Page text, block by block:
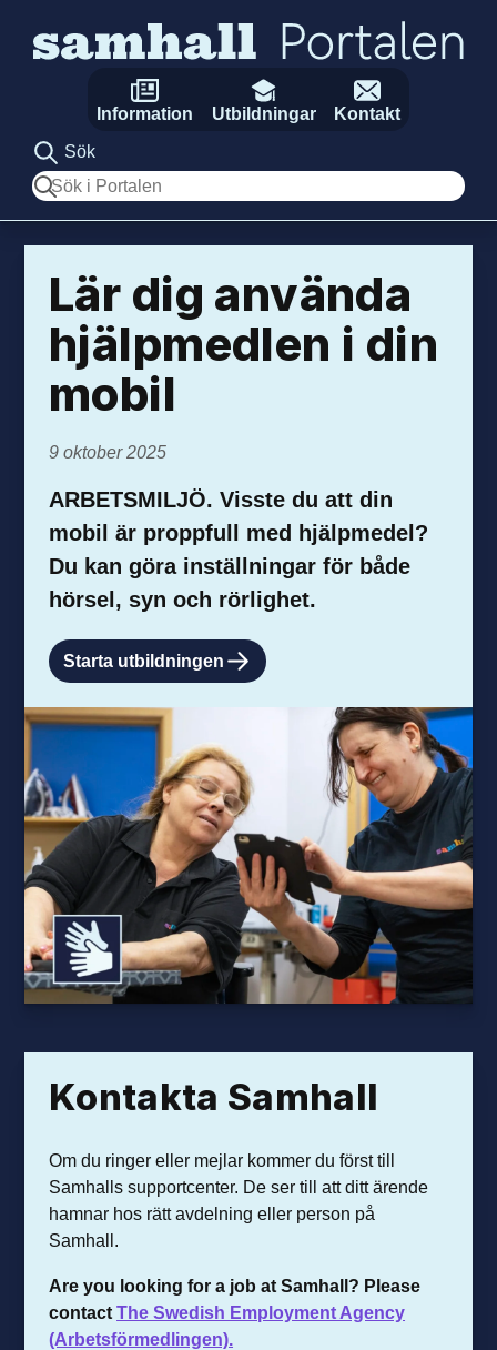
Information Utbildningar
Kontakt
Sök
Sök
Lär dig använda
hjälpmedlen i din
mobil
9 oktober 2025
ARBETSMILJÖ. Visste du att din
mobil är proppfull med hjälpmedel?
Du kan göra inställningar för både
hörsel, syn och rörlighet.
Starta utbildningen
Kontakta Samhall
Om du ringer eller mejlar kommer du först till
Samhalls supportcenter. De ser till att ditt ärende
hamnar hos rätt avdelning eller person på
Samhall.
Are you looking for a job at Samhall? Please
contactThe Swedish Employment Agency
(Arbetsförmedlingen).